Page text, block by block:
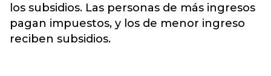
los subsidios. Las personas de más ingresos
pagan impuestos, y los de menor ingreso
reciben subsidios.